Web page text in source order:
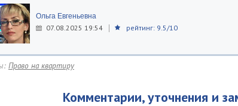
Ольга Евгеньевна
07.08.2025 19:54 рейтинг: 9.5/10
Право на квартиру
Комментарии, уточнения и